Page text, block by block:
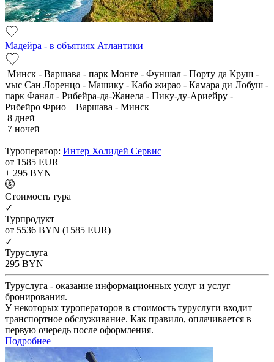
Мадейра - в объятиях Атлантики
Минск - Варшава - парк Монте - Фуншал - Порту да Круш -
мыс Сан Лоренцо - Машику - Кабо жирао - Камара ди Лобуш -
парк Фанал - Рибейра-да-Жанела - Пику-ду-Ариейру -
Рибейро Фрио – Варшава - Минск
8 дней
7 ночей
Туроператор: Интер Холидей Сервис
от 1585 EUR
+ 295 BYN
Cтоимость тура
✓
Турпродукт
от 5536 BYN (1585 EUR)
✓
Туруслуга
295 BYN
Туруслуга - оказание информационных услуг и услуг
бронирования.
У некоторых туроператоров в стоимость туруслуги входит
транспортное обслуживание. Как правило, оплачивается в
первую очередь после оформления.
Подробнее